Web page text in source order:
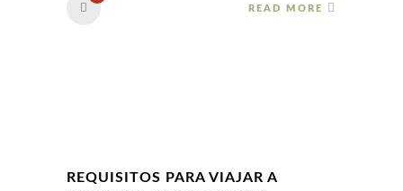
READ MORE
REQUISITOS PARA VIAJAR A